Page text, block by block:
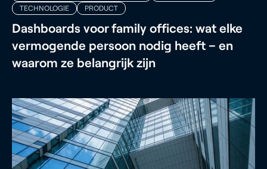
TECHNOLOGIE
PRODUCT
Dashboards voor family offices: wat elke
vermogende persoon nodig heeft – en
waarom ze belangrijk zijn